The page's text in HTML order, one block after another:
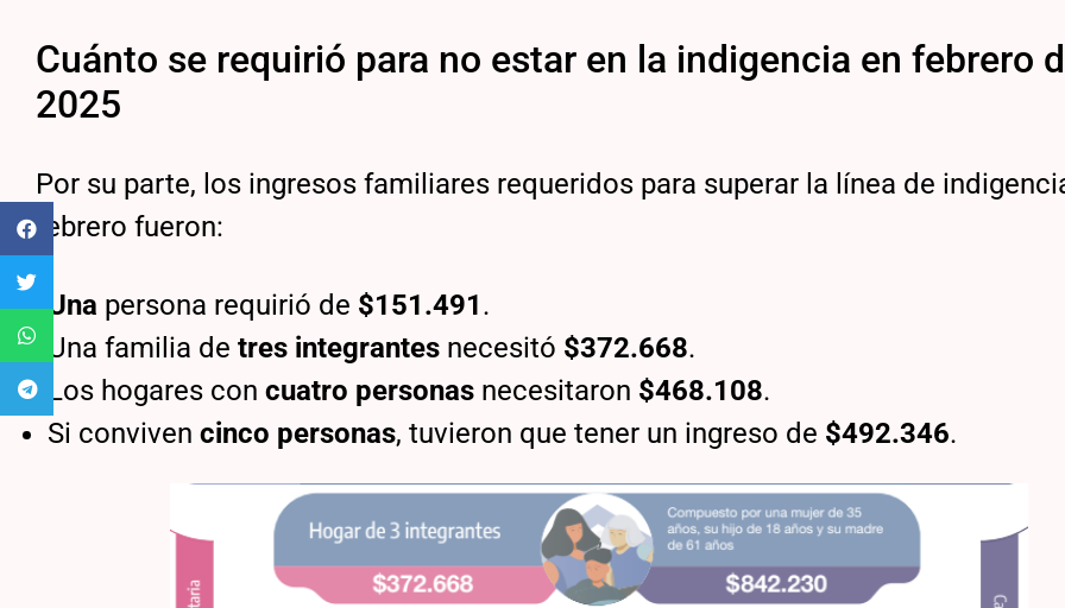
Cuánto se requirió para no estar en la indigencia en febrero
2025
Por su parte, los ingresos familiares requeridos para superar la línea de
febrero fueron:
Una persona requirió de $151.491.
Una familia de tres integrantes necesitó $372.668.
Los hogares con cuatro personas necesitaron $468.108.
Si conviven cinco personas, tuvieron que tener un ingreso de $492.346.